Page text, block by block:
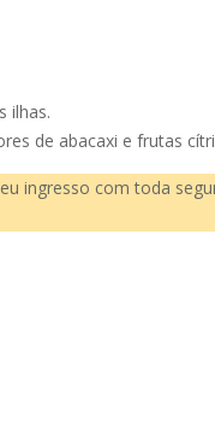
ilhas.
de abacaxi e frutas
ingresso com toda